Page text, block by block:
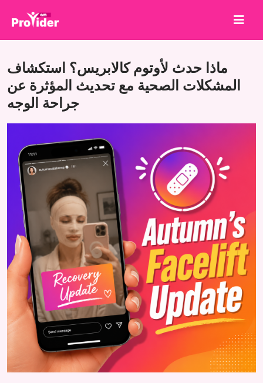
تسجيل الدخول
إنشاء حساب
الخدمات
API
الشروط
مدونة
ماذا حدث لأوتوم كالابريس؟ استكشاف
المشكلات الصحية مع تحديث المؤثرة عن
جراحة الوجه